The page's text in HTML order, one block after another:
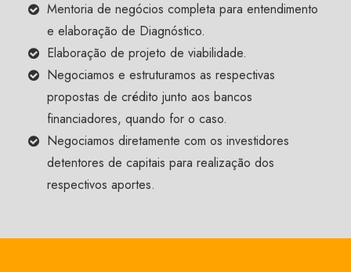
Mentoria de negócios completa para entendimento
e elaboração de Diagnóstico.
Elaboração de projeto de viabilidade.
Negociamos e estruturamos as respectivas
propostas de crédito junto aos bancos
financiadores, quando for o caso.
Negociamos diretamente com os investidores
detentores de capitais para realização dos
respectivos aportes.